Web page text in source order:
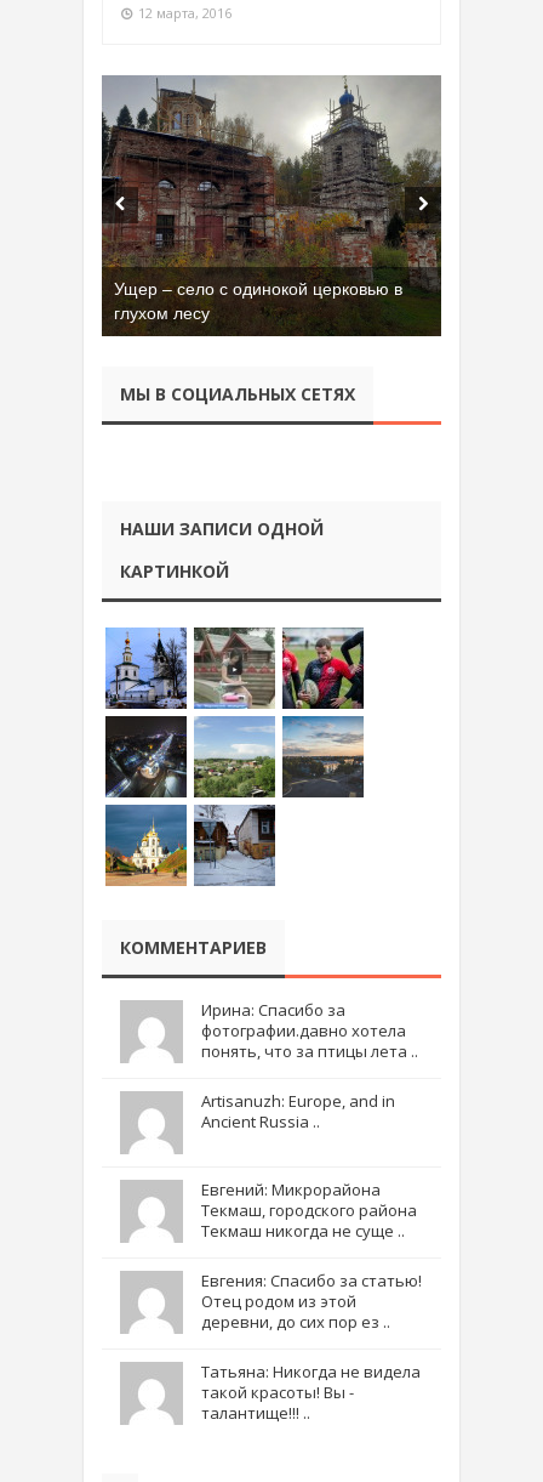
12 марта, 2016
Ущер – село с одинокой церковью в
глухом лесу
МЫ В СОЦИАЛЬНЫХ СЕТЯХ
НАШИ ЗАПИСИ ОДНОЙ
КАРТИНКОЙ
КОММЕНТАРИЕВ
Ирина: Спасибо за
фотографии.давно хотела
понять, что за птицы лета ..
Artisanuzh: Europe, and in
Ancient Russia ..
Евгений: Микрорайона
Текмаш, городского района
Текмаш никогда не суще ..
Евгения: Спасибо за статью!
Отец родом из этой
деревни, до сих пор ез ..
Татьяна: Никогда не видела
такой красоты! Вы -
талантище!!! ..